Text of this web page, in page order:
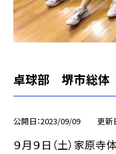
卓球部 堺市総体
公開日 2023/09/09 更新
９月９日（土）家原